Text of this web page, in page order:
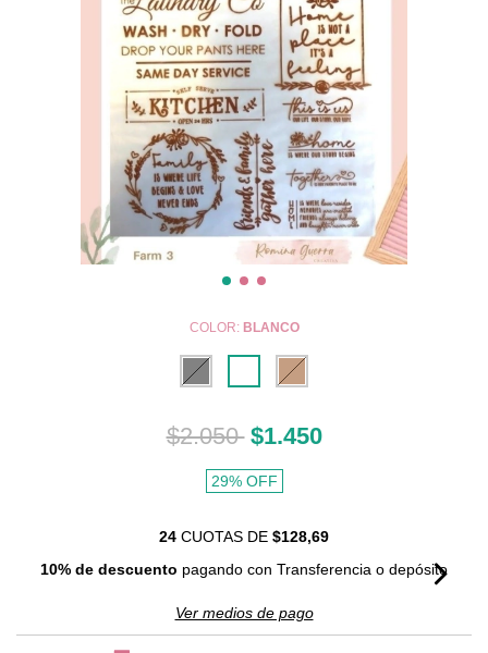
COLOR: BLANCO
$2.050 $1.450
29% OFF
24 CUOTAS DE $128,69
10% de descuento pagando con Transferencia o depósito
Ver medios de pago